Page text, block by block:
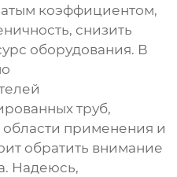
коэффициентом,
снизить
оборудования. В
труб,
применения и
обратить внимание
Надеюсь,